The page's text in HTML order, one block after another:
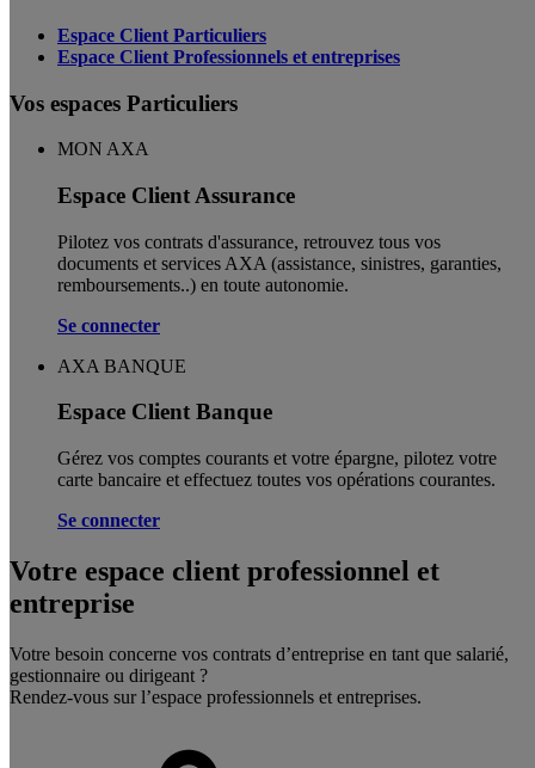
Espace Client Particuliers
Espace Client Professionnels et entreprises
Vos espaces Particuliers
MON AXA
Espace Client Assurance
Pilotez vos contrats d'assurance, retrouvez tous vos
documents et services AXA (assistance, sinistres, garanties,
remboursements..) en toute autonomie. ​
Se connecter
AXA BANQUE
Espace Client Banque
Gérez vos comptes courants et votre épargne, pilotez votre
carte bancaire et effectuez toutes vos opérations courantes.
Se connecter
Votre espace client professionnel et
entreprise
Votre besoin concerne vos contrats d’entreprise en tant que salarié,
gestionnaire ou dirigeant ?
Rendez-vous sur l’espace professionnels et entreprises.